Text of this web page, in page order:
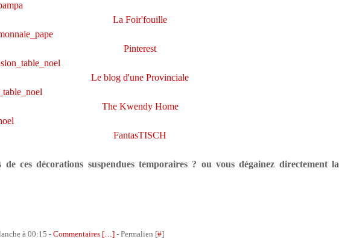
La Foir'fouille
Pinterest
Le blog d'une Provinciale
The Kwendy Home
FantasTISCH
de ces décorations suspendues temporaires ? ou vous dégainez directement la
à 00:15 -Commentaires […] - Permalien [#]